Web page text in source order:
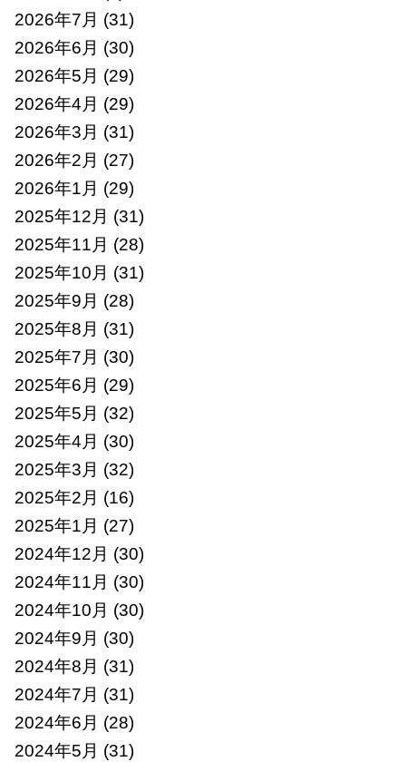
2026年7月 (31)
2026年6月 (30)
2026年5月 (29)
2026年4月 (29)
2026年3月 (31)
2026年2月 (27)
2026年1月 (29)
2025年12月 (31)
2025年11月 (28)
2025年10月 (31)
2025年9月 (28)
2025年8月 (31)
2025年7月 (30)
2025年6月 (29)
2025年5月 (32)
2025年4月 (30)
2025年3月 (32)
2025年2月 (16)
2025年1月 (27)
2024年12月 (30)
2024年11月 (30)
2024年10月 (30)
2024年9月 (30)
2024年8月 (31)
2024年7月 (31)
2024年6月 (28)
2024年5月 (31)